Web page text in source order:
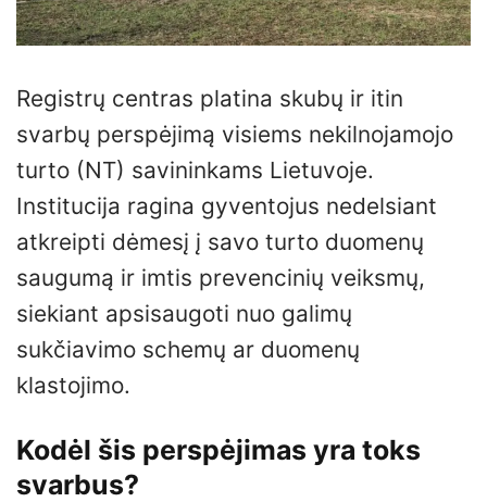
Registrų centras platina skubų ir itin
svarbų perspėjimą visiems nekilnojamojo
turto (NT) savininkams Lietuvoje.
Institucija ragina gyventojus nedelsiant
atkreipti dėmesį į savo turto duomenų
saugumą ir imtis prevencinių veiksmų,
siekiant apsisaugoti nuo galimų
sukčiavimo schemų ar duomenų
klastojimo.
Kodėl šis perspėjimas yra toks
svarbus?